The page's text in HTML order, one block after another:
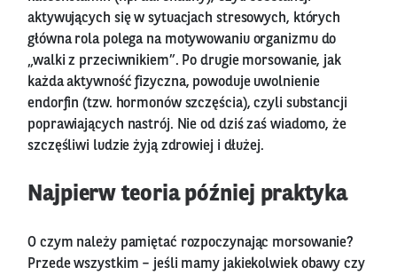
aktywujących się w sytuacjach stresowych, których
główna rola polega na motywowaniu organizmu do
„walki z przeciwnikiem”. Po drugie morsowanie, jak
każda aktywność fizyczna, powoduje uwolnienie
endorfin (tzw. hormonów szczęścia), czyli substancji
poprawiających nastrój. Nie od dziś zaś wiadomo, że
szczęśliwi ludzie żyją zdrowiej i dłużej.
Najpierw teoria później praktyka
O czym należy pamiętać rozpoczynając morsowanie?
Przede wszystkim – jeśli mamy jakiekolwiek obawy czy